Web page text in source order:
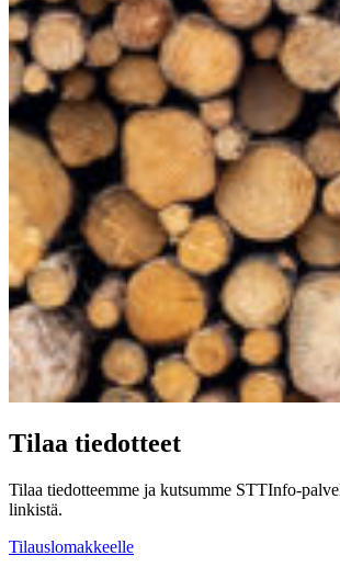
Tilaa tiedotteet
Tilaa tiedotteemme ja kutsumme STTInfo-
linkistä.
Tilauslomakkeelle